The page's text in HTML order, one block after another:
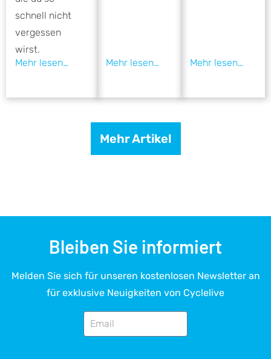
schnell nicht
vergessen
wirst.
Mehr Artikel
Bleiben Sie informiert
Melden Sie sich für unseren kostenlosen Newsletter an
für exklusive Neuigkeiten von Cyclelive